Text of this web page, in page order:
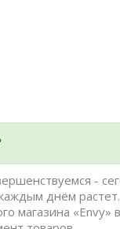
-
днём растет.
магазина «Envy»